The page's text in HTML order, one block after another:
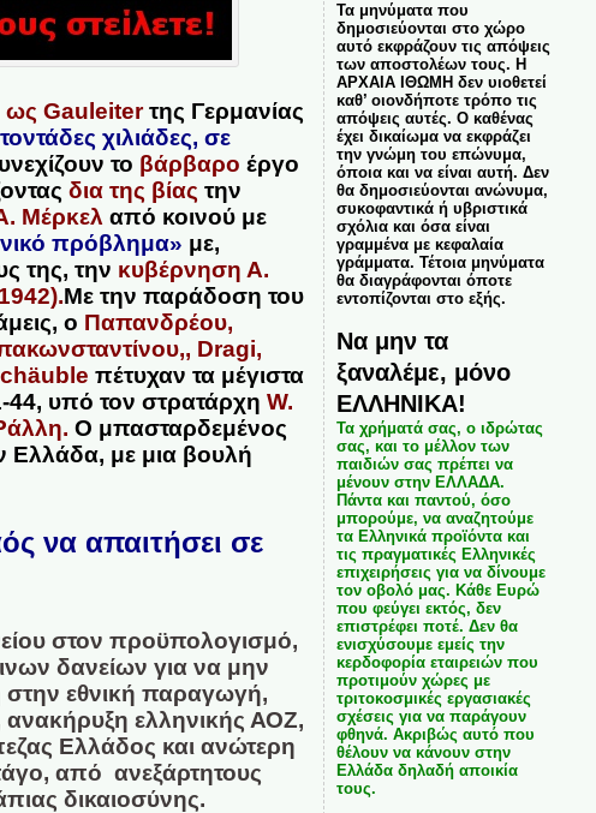
ωςGauleiter της Γερμανίας
χιλιάδες, σε
το βάρβαρο έργο
δια της βίας την
Μέρκελ από κοινού με
πρόβλημα» με,
της, την κυβέρνηση Α.
Με την παράδοση του
ο Παπανδρέου,
Dragi,
πέτυχαν τα μέγιστα
44, υπό τον στρατάρχηW.
Ο μπασταρδεμένος
Ελλάδα, με μια βουλή
να απαιτήσει σε
στον προϋπολογισμό,
δανείων για να μην
στην εθνική παραγωγή,
ανακήρυξη ελληνικής ΑΟΖ,
Ελλάδος και ανώτερη
από ανεξάρτητους
δικαιοσύνης.
Τα μηνύματα που
δημοσιεύονται στο χώρο
αυτό εκφράζουν τις απόψεις
των αποστολέων τους. Η
ΑΡΧΑΙΑ ΙΘΩΜΗ δεν υιοθετεί
καθ’ οιονδήποτε τρόπο τις
απόψεις αυτές. Ο καθένας
έχει δικαίωμα να εκφράζει
την γνώμη του επώνυμα,
όποια και να είναι αυτή. Δεν
θα δημοσιεύονται ανώνυμα,
συκοφαντικά ή υβριστικά
σχόλια και όσα είναι
γραμμένα με κεφαλαία
γράμματα. Τέτοια μηνύματα
θα διαγράφονται όποτε
εντοπίζονται στο εξής.
Να μην τα
ξαναλέμε, μόνο
ΕΛΛΗΝΙΚΑ!
Τα χρήματά σας, ο ιδρώτας
σας, και το μέλλον των
παιδιών σας πρέπει να
μένουν στην ΕΛΛΑΔΑ.
Πάντα και παντού, όσο
μπορούμε, να αναζητούμε
τα Ελληνικά προϊόντα και
τις πραγματικές Ελληνικές
επιχειρήσεις για να δίνουμε
τον οβολό μας. Κάθε Ευρώ
που φεύγει εκτός, δεν
επιστρέφει ποτέ. Δεν θα
ενισχύσουμε εμείς την
κερδοφορία εταιρειών που
προτιμούν χώρες με
τριτοκοσμικές εργασιακές
σχέσεις για να παράγουν
φθηνά. Ακριβώς αυτό που
θέλουν να κάνουν στην
Ελλάδα δηλαδή αποικία
τους.